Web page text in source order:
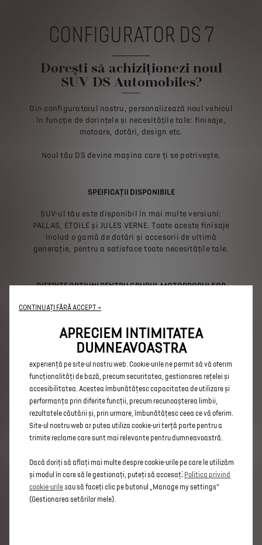
CONFIGURATOR DS 7
Dorești să achiziționezi noul
SUV DS Automobiles?
Din configuratorul nostru, personalizează noul vehicul
în funcție de dorințele și necesitățile tale: finisaje,
motoare, dotări, design etc.
Noul tău DS devine mașina care ți se potrivește.
SPEIFICAȚII DISPONIBILE
SUV-ul tău este disponibil în mai multe versiuni:
PALLAS, ÉTOILE și JULES VERNE. Toate aceste finisaje
includ o gamă de dotări și accesorii de ultimă
generație, pentru a satisface toate necesitățile tale.
DIFERITE OPȚIUNI PENTRU GRUPUL MOTOPROPULSOR
Indiferent de configurația aleasă, puteți opta pentru
Hybrid cu motor de înaltă performanță, 360 CP și
tracțiune integrală. Pentru a garanta un confort maxim,
vehiculul este echipat cu o transmisie automată cu 8
trepte pe toate versiunile.
DESIGN INTERIOR ȘI EXTERIOR CARE SE POTRIVEȘTE
STILULUI TĂU
Noul tău SUV poate fi personalizat după preferințe cu
numeroase opțiuni: alegerea ambianței interioare,
transformă-l în mașina care ți se potrivește.
DIMENSIUNI
CONTINUAȚI FĂRĂ ACCEPT →
APRECIEM INTIMITATEA
DUMNEAVOASTRA
Utilizăm cookie-uri pentru a ne asigura că vă oferim cea mai bună
experiență pe site-ul nostru web. Cookie-urile ne permit să vă oferim
funcționalități de bază, precum securitatea, gestionarea rețelei și
accesibilitatea. Acestea îmbunătățesc capacitatea de utilizare și
performanța prin diferite funcții, precum recunoașterea limbii,
rezultatele căutării și, prin urmare, îmbunătățesc ceea ce vă oferim.
Site-ul nostru web ar putea utiliza cookie-uri terță parte pentru a
trimite reclame care sunt mai relevante pentru dumneavoastră.
Dacă doriți să aflați mai multe despre cookie-urile pe care le utilizăm
și modul în care să le gestionați, puteți să accesați Politica privind
cookie-urilesau să faceți clic pe butonul „Manage my settings”
(Gestionarea setărilor mele).